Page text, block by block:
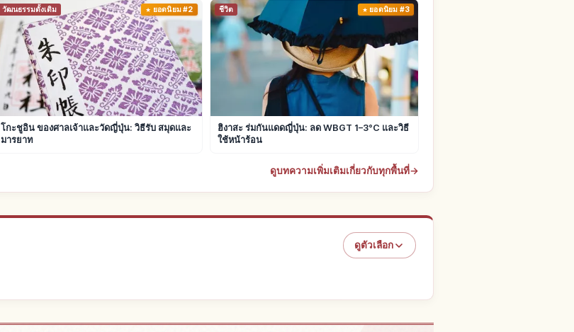
วัฒนธรรมดั้งเดิม ยอดนิยม #2
โกะชูอิน ของศาลเจ้าและวัดญี่ปุ่น: วิธีรับ สมุดและ
มารยาท
ชีวิต ยอดนิยม #3
ฮิงาสะ ร่มกันแดดญี่ปุ่น: ลด WBGT 1–3°C และวิธี
ใช้หน้าร้อน
ดูบทความเพิ่มเติมเกี่ยวกับทุกพื้นที่→
ดูตัวเลือก